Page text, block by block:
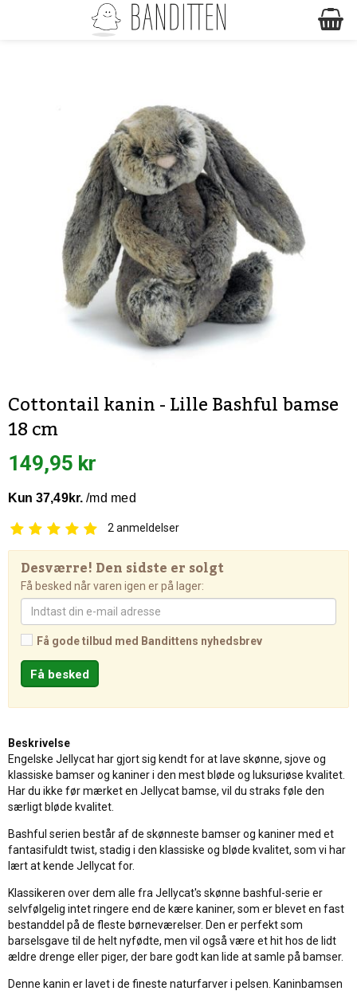
Cottontail kanin - Lille Bashful bamse
18 cm
149,95 kr
2 anmeldelser
Desværre! Den sidste er solgt
Få besked når varen igen er på lager:
Få gode tilbud med Bandittens nyhedsbrev
Beskrivelse
Engelske Jellycat har gjort sig kendt for at lave skønne, sjove og
klassiske bamser og kaniner i den mest bløde og luksuriøse kvalitet.
Har du ikke før mærket en Jellycat bamse, vil du straks føle den
særligt bløde kvalitet.
Bashful serien består af de skønneste bamser og kaniner med et
fantasifuldt twist, stadig i den klassiske og bløde kvalitet, som vi har
lært at kende Jellycat for.
Klassikeren over dem alle fra Jellycat's skønne bashful-serie er
selvfølgelig intet ringere end de kære kaniner, som er blevet en fast
bestanddel på de fleste børneværelser. Den er perfekt som
barselsgave til de helt nyfødte, men vil også være et hit hos de lidt
ældre drenge eller piger, der bare godt kan lide at samle på bamser.
Denne kanin er lavet i de fineste naturfarver i pelsen. Kaninbamsen